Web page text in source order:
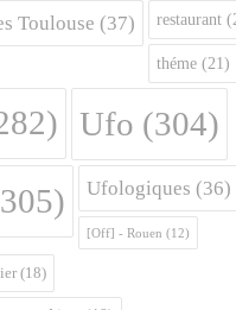
Toulouse (37) restaurant
théme (21)
Ufo (304)
Ufologiques (36)
[Off] - Rouen (12)
(18)